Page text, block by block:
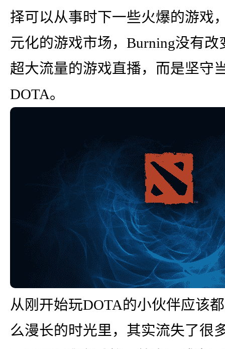
择可以从事时下一些火爆的游戏
元化的游戏市场，Burning没有
超大流量的游戏直播，而是坚守
DOTA。
从刚开始玩DOTA的小伙伴应该
么漫长的时光里，其实流失了很